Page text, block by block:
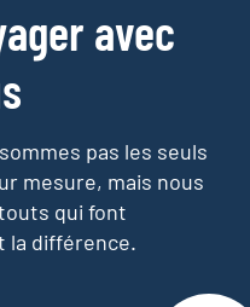
avec
pas les seuls
mesure, mais nous
qui font
la différence.